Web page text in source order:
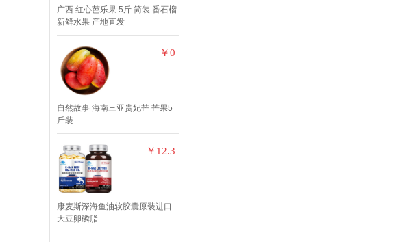
广西 红心芭乐果 5斤 简装 番石榴
新鲜水果 产地直发
￥0
自然故事 海南三亚贵妃芒 芒果5
斤装
￥12.3
康麦斯深海鱼油软胶囊原装进口
大豆卵磷脂